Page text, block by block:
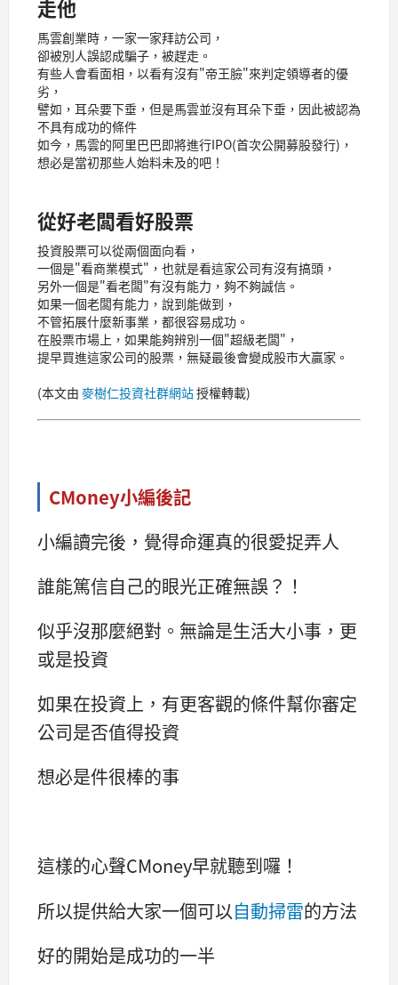
走他
馬雲創業時，一家一家拜訪公司，
卻被別人誤認成騙子，被趕走。
有些人會看面相，以看有沒有"帝王臉"來判定領導者的優
劣，
譬如，耳朵要下垂，但是馬雲並沒有耳朵下垂，因此被認為
不具有成功的條件
如今，馬雲的阿里巴巴即將進行IPO(首次公開募股發行)，
想必是當初那些人始料未及的吧！
從好老闆看好股票
投資股票可以從兩個面向看，
一個是"看商業模式"，也就是看這家公司有沒有搞頭，
另外一個是"看老闆"有沒有能力，夠不夠誠信。
如果一個老闆有能力，說到能做到，
不管拓展什麼新事業，都很容易成功。
在股票市場上，如果能夠辨別一個"超級老闆"，
提早買進這家公司的股票，無疑最後會變成股市大贏家。
(本文由 麥樹仁投資社群網站授權轉載)
CMoney小編後記
小編讀完後，覺得命運真的很愛捉弄人
誰能篤信自己的眼光正確無誤？！
似乎沒那麼絕對。無論是生活大小事，更
或是投資
如果在投資上，有更客觀的條件幫你審定
公司是否值得投資
想必是件很棒的事
這樣的心聲CMoney早就聽到囉！
所以提供給大家一個可以自動掃雷的方法
好的開始是成功的一半